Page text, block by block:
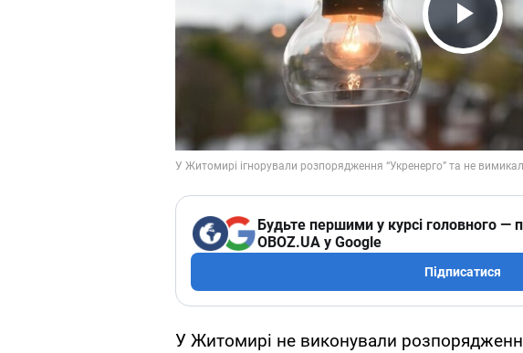
Play
Будьте першими у курсі головного —
OBOZ.UA у Google
Підписатися
У Житомирі не виконували